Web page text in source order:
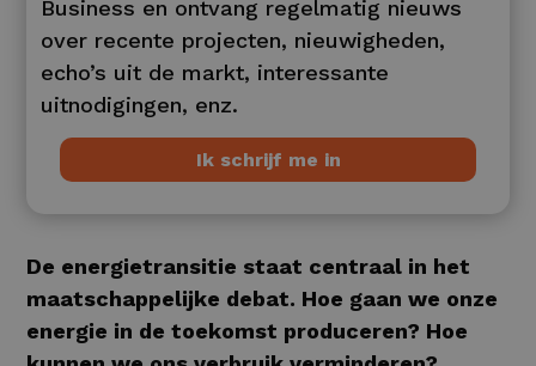
Business en ontvang regelmatig nieuws
over recente projecten, nieuwigheden,
echo’s uit de markt, interessante
uitnodigingen, enz.
Ik schrijf me in
De energietransitie staat centraal in het
maatschappelijke debat. Hoe gaan we onze
energie in de toekomst produceren? Hoe